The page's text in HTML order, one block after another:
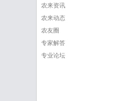
农来资讯
农来动态
农友圈
专家解答
专业论坛